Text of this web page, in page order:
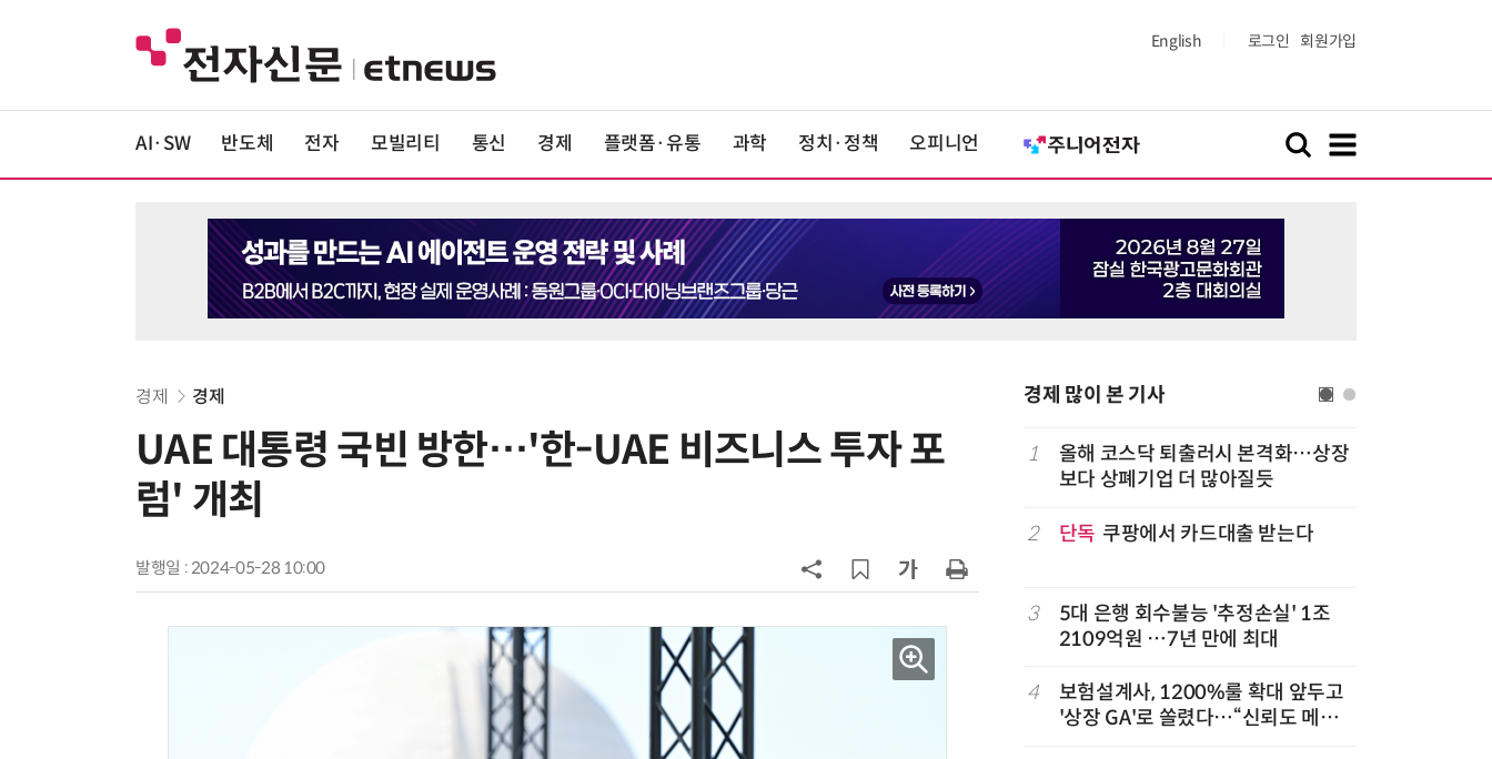
English 로그인 회원가입
AI·SW 반도체 전자 모빌리티 통신 경제 플랫폼·유통 과학 정치·정책 오피니언
경제 경제
UAE 대통령 국빈 방한…'한-UAE 비즈니스 투자 포
럼' 개최
발행일 : 2024-05-28 10:00
경제 많이 본 기사
6
LG 엑사원, 中企 제조현장 '전파'…
전자, 美 B2B 구독 시동
서 TV·모니터 '大戰'
“상장폐지 막아라”…중소 가전 기업,
주가 부양 '총력전'
1
올해 코스닥 퇴출러시 본격화…상장
보다 상폐기업 더 많아질듯
2 단독 쿠팡에서 카드대출 받는다
3
5대 은행 회수불능 '추정손실' 1조
2109억원 …7년 만에 최대
4
보험설계사, 1200%룰 확대 앞두고
'상장 GA'로 쏠렸다…“신뢰도 메리